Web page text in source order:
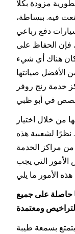
مزودة بكلا
فيه. ببساطة،
دفع رباعي
فإن الحفاظ على
كان هناك أي شيء
الأفضل صيانتها
خدمة رنج روفر
من خلال اختيار
لشعبية هذه
مراكز الخدمة
الأمور التي يجب
حاصلة على جميع
بسمعة طيبة